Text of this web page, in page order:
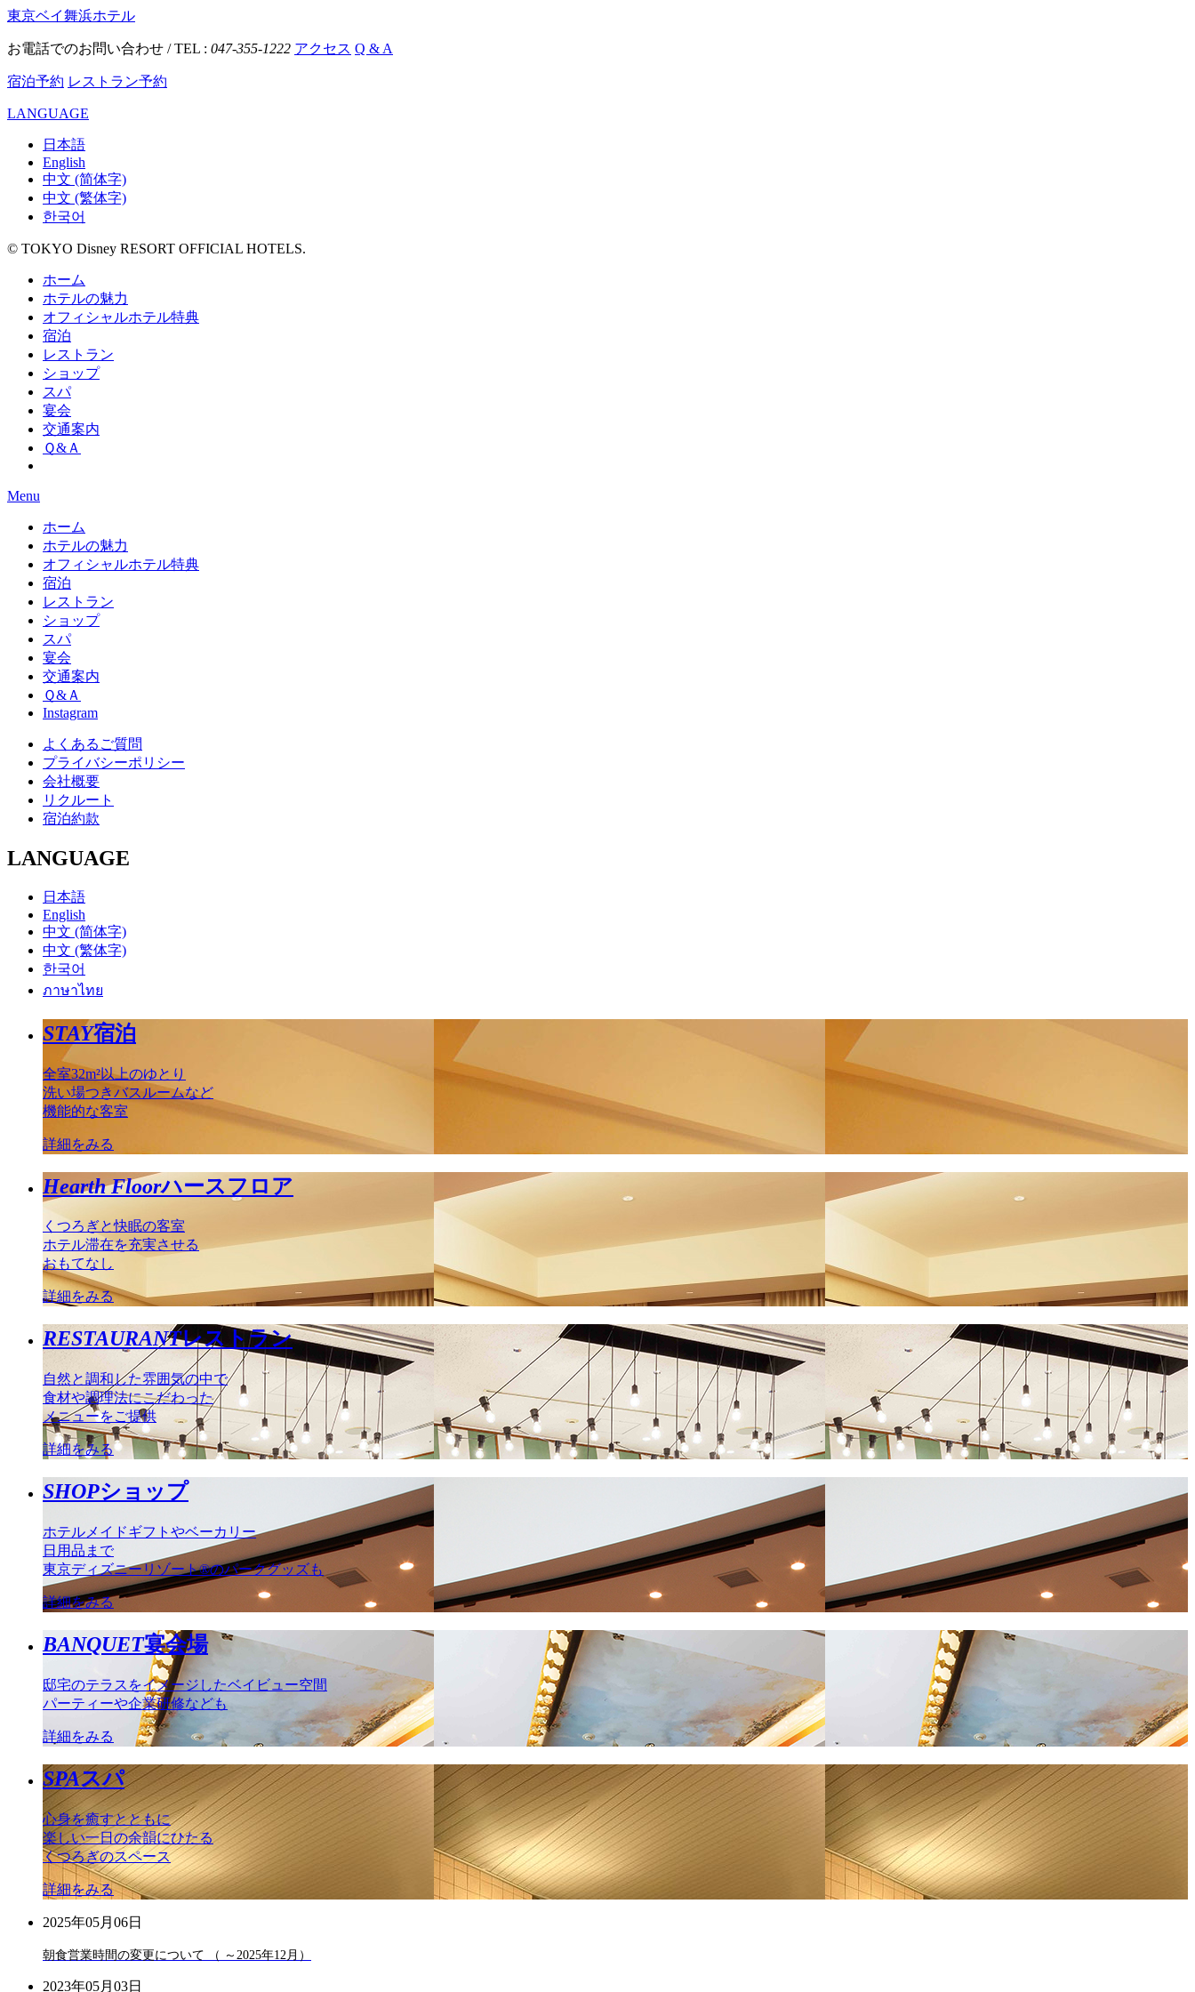
東京ベイ舞浜ホテル
お電話でのお問い合わせ / TEL : 047-355-1222 アクセス Q & A
宿泊予約 レストラン予約
LANGUAGE
日本語
English
中文 (简体字)
中文 (繁体字)
한국어
© TOKYO Disney RESORT OFFICIAL HOTELS.
ホーム
ホテルの魅力
オフィシャルホテル特典
宿泊
レストラン
ショップ
スパ
宴会
交通案内
Ｑ&Ａ
Menu
ホーム
ホテルの魅力
オフィシャルホテル特典
宿泊
レストラン
ショップ
スパ
宴会
交通案内
Ｑ&Ａ
Instagram
よくあるご質問
プライバシーポリシー
会社概要
リクルート
宿泊約款
LANGUAGE
日本語
English
中文 (简体字)
中文 (繁体字)
한국어
ภาษาไทย
STAY宿泊
全室32m²以上のゆとり
洗い場つきバスルームなど
機能的な客室
詳細をみる
Hearth Floorハースフロア
くつろぎと快眠の客室
ホテル滞在を充実させる
おもてなし
詳細をみる
RESTAURANTレストラン
自然と調和した雰囲気の中で
食材や調理法にこだわった
メニューをご提供
詳細をみる
SHOPショップ
ホテルメイドギフトやベーカリー
日用品まで
東京ディズニーリゾート®のパークグッズも
詳細をみる
BANQUET宴会場
邸宅のテラスをイメージしたベイビュー空間
パーティーや企業研修なども
詳細をみる
SPAスパ
心身を癒すとともに
楽しい一日の余韻にひたる
くつろぎのスペース
詳細をみる
2025年05月06日
朝食営業時間の変更について （ ～2025年12月）
2023年05月03日